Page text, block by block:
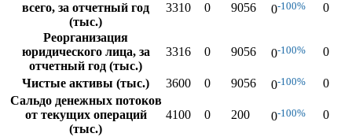
всего, за отчетный год
(тыс.)
3310 0 9056 0-100% 0
Реорганизация
юридического лица, за
отчетный год (тыс.)
3316 0 9056 0-100% 0
Чистые активы (тыс.) 3600 0 9056 0-100%
0
Сальдо денежных потоков
от текущих операций
(тыс.)
4100 0 200 0-100% 0